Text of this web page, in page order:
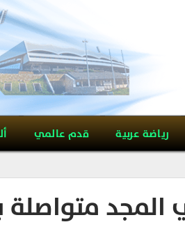
رياضة عربية قدم عالمي
المجد متواصلة